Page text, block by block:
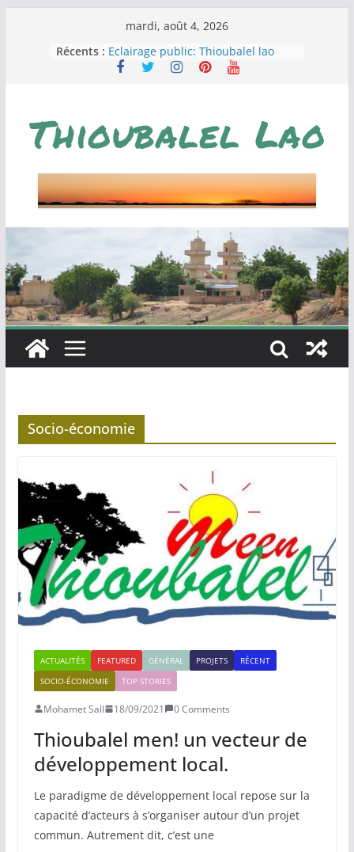
mardi, août 4, 2026
Récents : Eclairage public: Thioubalel lao
Campagne de levée de fonds pour
du rêve américain.
JOURNÉE DE L’AMICALE DES
Thioubalel men! un vecteur de
développement local.
Socio-économie
ACTUALITÉS FEATURED GÉNÉRAL PROJETS
RÉCENT
SOCIO-ÉCONOMIE
TOP STORIES
Mohamet Sall 18/09/2021 0 Comments
Thioubalel men! un vecteur de
développement local.
Le paradigme de développement local repose sur la
capacité d’acteurs à s’organiser autour d’un projet
commun. Autrement dit, c’est une